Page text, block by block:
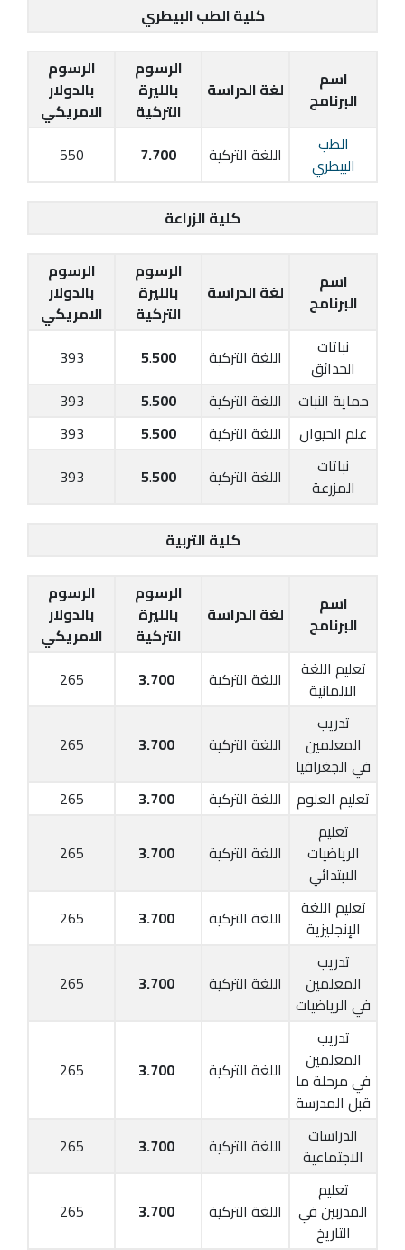
كلية الطب البيطري
اسم
البرنامج
لغة الدراسة
الرسوم
بالليرة
التركية
الرسوم
بالدولار
الامريكي
الطب
البيطري
اللغة التركية 7.700
550
كلية الزراعة
اسم
البرنامج
لغة الدراسة
الرسوم
بالليرة
التركية
الرسوم
بالدولار
الامريكي
نباتات
الحدائق
اللغة التركية 5.500
393
حماية النبات
اللغة التركية 5.500
393
علم الحيوان
اللغة التركية 5.500
393
نباتات
المزرعة
اللغة التركية 5.500
393
كلية التربية
اسم
البرنامج
لغة الدراسة
الرسوم
بالليرة
التركية
الرسوم
بالدولار
الامريكي
تعليم اللغة
الالمانية
اللغة التركية 3.700
265
تدريب
المعلمين
في الجغرافيا
اللغة التركية 3.700
265
تعليم العلوم اللغة التركية 3.700
265
تعليم
الرياضيات
الابتدائي
اللغة التركية 3.700
265
تعليم اللغة
الإنجليزية
اللغة التركية 3.700
265
تدريب
المعلمين
في الرياضيات
اللغة التركية 3.700
265
تدريب
المعلمين
في مرحلة ما
قبل المدرسة
اللغة التركية 3.700
265
الدراسات
الاجتماعية
اللغة التركية 3.700
265
تعليم
المدربين في
التاريخ
اللغة التركية 3.700
265